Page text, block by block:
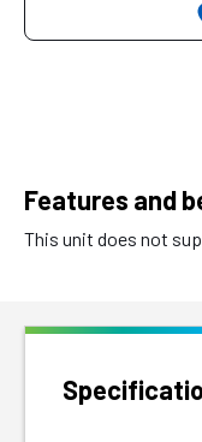
Features and
This unit does not